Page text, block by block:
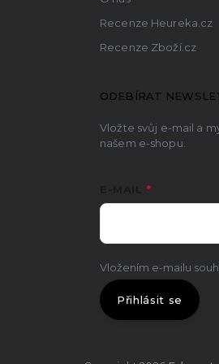
Recenze Heureka.cz
Recenze Zboží.cz
ODEBÍRAT
Vložte svůj e-mail a
našem e-shopu.
Vložením e-mailu
Přihlásit se